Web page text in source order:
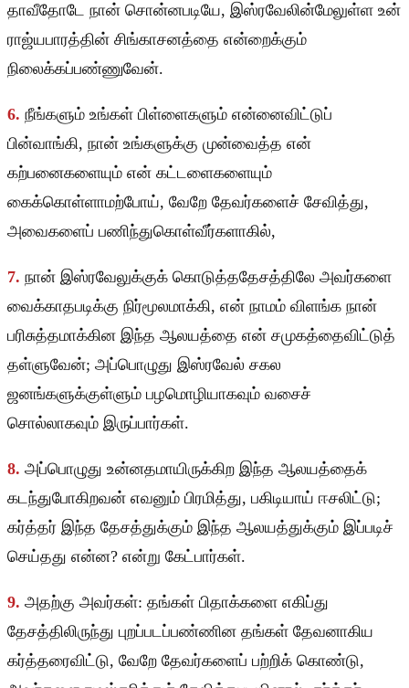
தாவீதோடே நான் சொன்னபடியே, இஸ்ரவேலின்மேலுள்ள உன்
ராஜ்யபாரத்தின் சிங்காசனத்தை என்றைக்கும்
நிலைக்கப்பண்ணுவேன்.
6. நீங்களும் உங்கள் பிள்ளைகளும் என்னைவிட்டுப்
பின்வாங்கி, நான் உங்களுக்கு முன்வைத்த என்
கற்பனைகளையும் என் கட்டளைகளையும்
கைக்கொள்ளாமற்போய், வேறே தேவர்களைச் சேவித்து,
அவைகளைப் பணிந்துகொள்வீர்களாகில்,
7. நான் இஸ்ரவேலுக்குக் கொடுத்ததேசத்திலே அவர்களை
வைக்காதபடிக்கு நிர்மூலமாக்கி, என் நாமம் விளங்க நான்
பரிசுத்தமாக்கின இந்த ஆலயத்தை என் சமுகத்தைவிட்டுத்
தள்ளுவேன்; அப்பொழுது இஸ்ரவேல் சகல
ஜனங்களுக்குள்ளும் பழமொழியாகவும் வசைச்
சொல்லாகவும் இருப்பார்கள்.
8. அப்பொழுது உன்னதமாயிருக்கிற இந்த ஆலயத்தைக்
கடந்துபோகிறவன் எவனும் பிரமித்து, பகிடியாய் ஈசலிட்டு;
கர்த்தர் இந்த தேசத்துக்கும் இந்த ஆலயத்துக்கும் இப்படிச்
செய்தது என்ன? என்று கேட்பார்கள்.
9. அதற்கு அவர்கள்: தங்கள் பிதாக்களை எகிப்து
தேசத்திலிருந்து புறப்படப்பண்ணின தங்கள் தேவனாகிய
கர்த்தரைவிட்டு, வேறே தேவர்களைப் பற்றிக் கொண்டு,